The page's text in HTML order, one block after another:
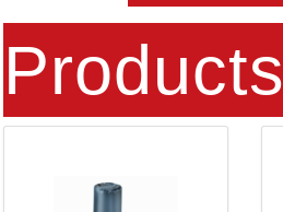
Products